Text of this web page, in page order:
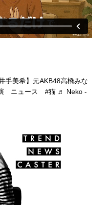
手美希】元AKB48高橋みな
演 ニュース #猫 ♬ Neko -